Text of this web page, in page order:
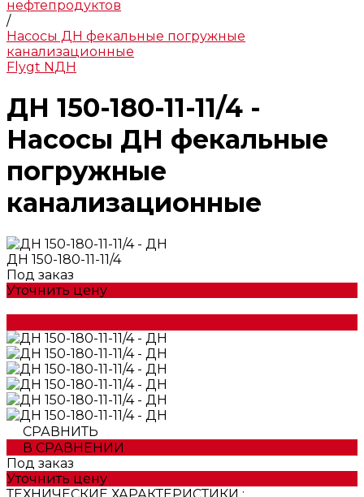
нефтепродуктов
/
Насосы ДН фекальные погружные
канализационные
Flygt NДН
ДН 150-180-11-11/4 -
Насосы ДН фекальные
погружные
канализационные
ДН 150-180-11-11/4
Под заказ
Уточнить цену
СРАВНИТЬ
В СРАВНЕНИИ
Под заказ
Уточнить цену